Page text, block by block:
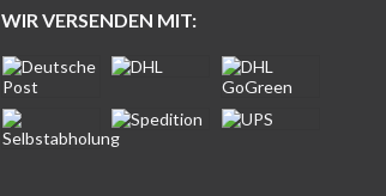
WIR VERSENDEN MIT: